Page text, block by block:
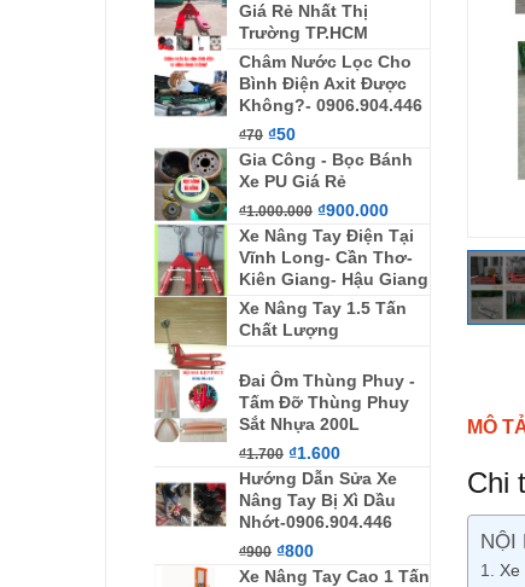
Giá Rẻ Nhất Thị
Trường TP.HCM
Châm Nước Lọc Cho
Bình Điện Axit Được
Không?- 0906.904.446
₫70 ₫50
Gia Công - Bọc Bánh
Xe PU Giá Rẻ
₫1.000.000 ₫900.000
Xe Nâng Tay Điện Tại
Vĩnh Long- Cần Thơ-
Kiên Giang- Hậu Giang
Xe Nâng Tay 1.5 Tấn
Chất Lượng
Đai Ôm Thùng Phuy -
Tấm Đỡ Thùng Phuy
Sắt Nhựa 200L
₫1.700 ₫1.600
Hướng Dẫn Sửa Xe
Nâng Tay Bị Xì Dầu
Nhớt-0906.904.446
₫900 ₫800
Xe Nâng Tay Cao 1 Tấn
MÔ
Chi
NỘI